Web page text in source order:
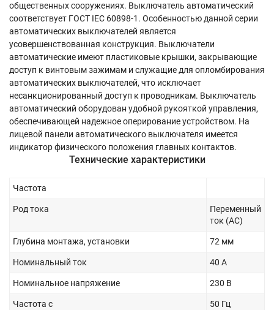
общественных сооружениях. Выключатель автоматический
соответствует ГОСТ IEC 60898-1. Особенностью данной серии
автоматических выключателей является
усовершенствованная конструкция. Выключатели
автоматические имеют пластиковые крышки, закрывающие
доступ к винтовым зажимам и служащие для опломбирования
автоматических выключателей, что исключает
несанкционированный доступ к проводникам. Выключатель
автоматический оборудован удобной рукояткой управления,
обеспечивающей надежное оперирование устройством. На
лицевой панели автоматического выключателя имеется
индикатор физического положения главных контактов.
Технические характеристики
Частота
Род тока
Переменный
ток (AC)
Глубина монтажа, установки 72 мм
Номинальный ток 40 А
Номинальное напряжение 230 В
Частота с 50 Гц